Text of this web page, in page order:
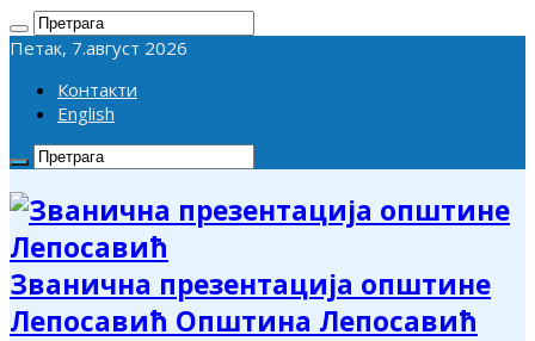
Петак, 7.август 2026
Контакти
English
Званична презентација општине
Лепосавић Општина Лепосавић